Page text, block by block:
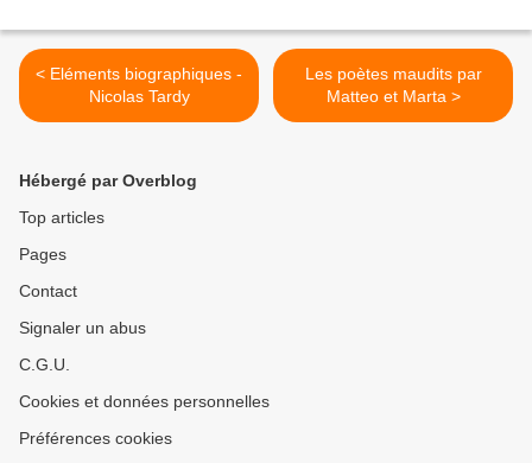
< Eléments biographiques -
Nicolas Tardy
Les poètes maudits par
Matteo et Marta >
Hébergé par Overblog
Top articles
Pages
Contact
Signaler un abus
C.G.U.
Cookies et données personnelles
Préférences cookies